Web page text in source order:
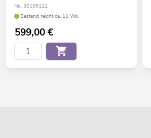
No. 30109122
Bestand reicht ca. 11 Wo.
599,00€